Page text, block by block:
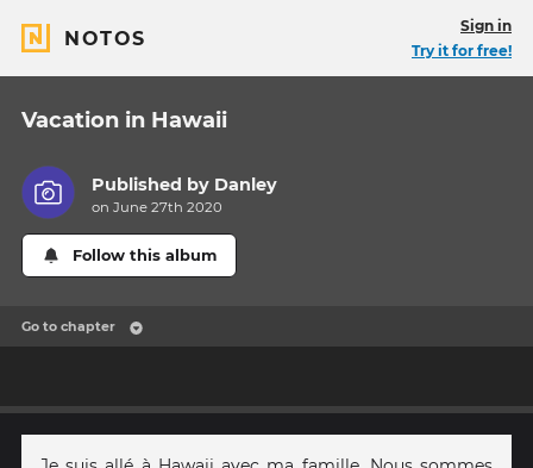
NOTOS
Sign in
Try it for free!
Vacation in Hawaii
Published by Danley
on June 27th 2020
Follow this album
Go to chapter